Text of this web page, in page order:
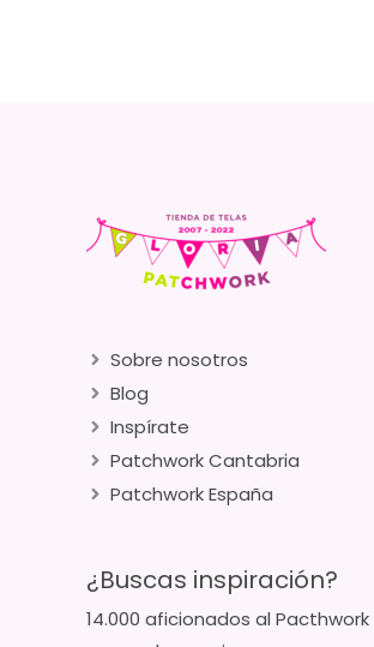
Sobre nosotros
Blog
Inspírate
Patchwork Cantabria
Patchwork España
¿Buscas inspiración?
14.000 aficionados al Pacthwork